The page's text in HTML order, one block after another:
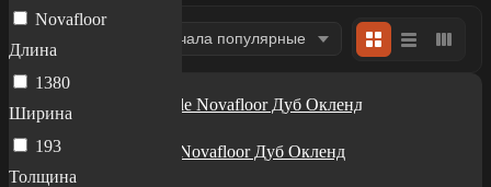
Novafloor
Длина
1380
Ширина
193
Толщина
Ламинат Woodstyle Novafloor Дуб Окленд
Цена: